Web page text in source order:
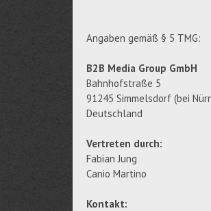
Angaben gemäß § 5 TMG:
B2B Media Group GmbH
Bahnhofstraße 5
91245 Simmelsdorf (bei
Deutschland
Vertreten durch:
Fabian Jung
Canio Martino
Kontakt: